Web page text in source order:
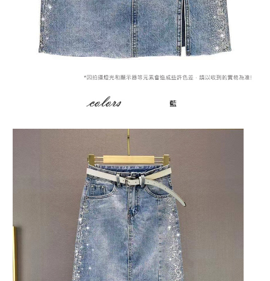
４．使用「AFTEE先享後付」時，將依據個別帳號之用戶狀況，依本公司即
時審查核予不同之上限額度；若仍有額度不足之情形，本公司將視審查結果
請求用戶進行身份認證。
５．嚴禁一人註冊多個帳號或使用他人資訊註冊。若發現惡意使用之情形，
恩沛科技股份有限公司將有權停止該用戶之使用額度並採取法律行動。